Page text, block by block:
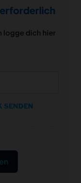
logge dich hier
SENDEN